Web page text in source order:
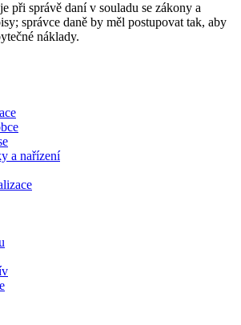
při správě daní v souladu se zákony a
správce daně by měl postupovat tak, aby
náklady.
a nařízení